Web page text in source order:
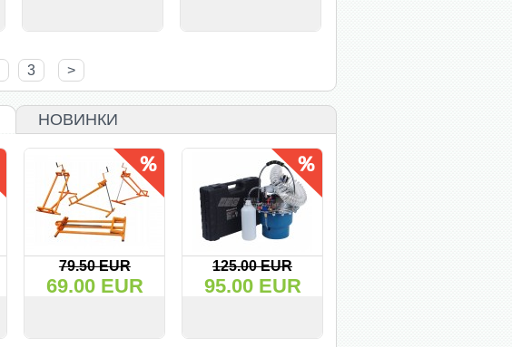
3 >
НОВИНКИ
79.50 EUR
69.00 EUR
125.00 EUR
95.00 EUR